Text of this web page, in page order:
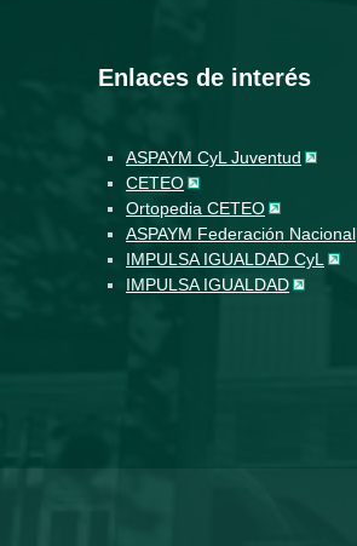
Enlaces de interés
ASPAYM CyL Juventud
CETEO
Ortopedia CETEO
ASPAYM Federación Nacional
IMPULSA IGUALDAD CyL
IMPULSA IGUALDAD